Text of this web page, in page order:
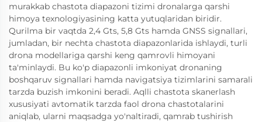
murakkab chastota diapazoni tizimi dronalarga qarshi
himoya texnologiyasining katta yutuqlaridan biridir.
Qurilma bir vaqtda 2,4 Gts, 5,8 Gts hamda GNSS signallari,
jumladan, bir nechta chastota diapazonlarida ishlaydi, turli
drona modellariga qarshi keng qamrovli himoyani
ta'minlaydi. Bu ko'p diapazonli imkoniyat dronaning
boshqaruv signallari hamda navigatsiya tizimlarini samarali
tarzda buzish imkonini beradi. Aqlli chastota skanerlash
xususiyati avtomatik tarzda faol drona chastotalarini
aniqlab, ularni maqsadga yo'naltiradi, qamrab tushirish